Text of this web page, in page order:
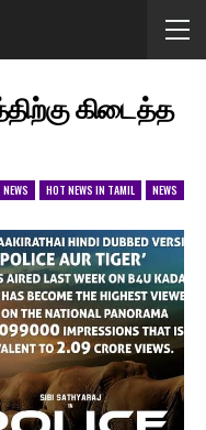
கிடைத்த
HOT NEWS IN TAMIL NEWS